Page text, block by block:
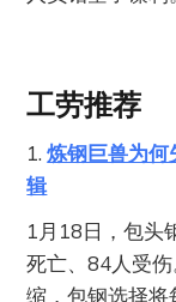
工劳推荐
1.炼钢巨兽为何
辑
1月18日，包头
死亡、84人受
缩，包钢选择